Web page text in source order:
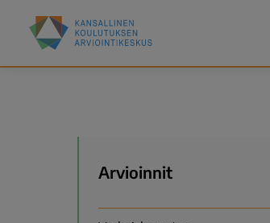
pääsisältöön
Kansallinen
koulutuksen
Valikko
Arvioinnit